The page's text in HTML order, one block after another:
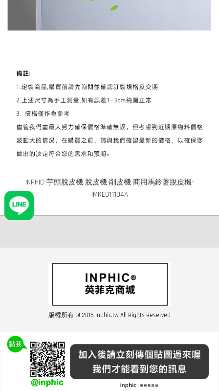
INPHIC-芋頭脫皮機 脫皮機 削皮機 商用馬鈴薯脫皮機-
IMKE011104A
版權所有 © 2015 Inphic.tw All Rights Reserved
友站連結inphic營業設備
聯絡我們 02-28852016 如遇商品缺貨或數量不足請與客服聯繫
服務條款| |經營者資訊|